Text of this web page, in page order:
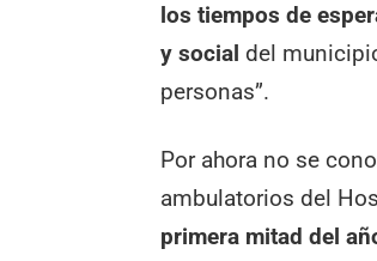
los tiempos de
y social del
personas”.
Por ahora no se
ambulatorios del
primera mitad del